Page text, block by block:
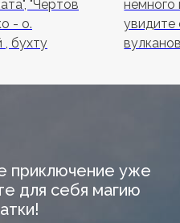
"Чертов
- о.
бухту
немного
приключение уже
для себя магию